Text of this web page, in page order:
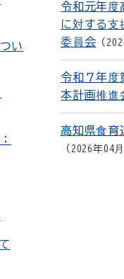
い
令和元年度
に対する支
委員会
令和７年度
本計画推進
高知県食育
2026年04